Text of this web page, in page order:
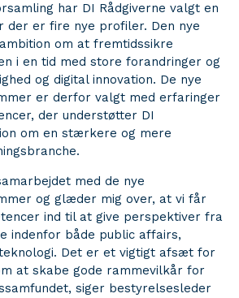
har DI Rådgiverne valgt en
der er fire nye profiler. Den nye
om at fremtidssikre
i en tid med store forandringer og
og digital innovation. De nye
er derfor valgt med erfaringer
der understøtter DI
om en stærkere og mere
med de nye
og glæder mig over, at vi får
ind til at give perspektiver fra
indenfor både public affairs,
Det er et vigtigt afsæt for
at skabe gode rammevilkår for
siger bestyrelsesleder